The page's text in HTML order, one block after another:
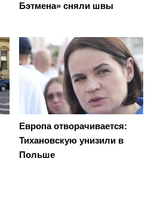
Бэтмена» сняли швы
Европа отворачивается:
Тихановскую унизили в
Польше